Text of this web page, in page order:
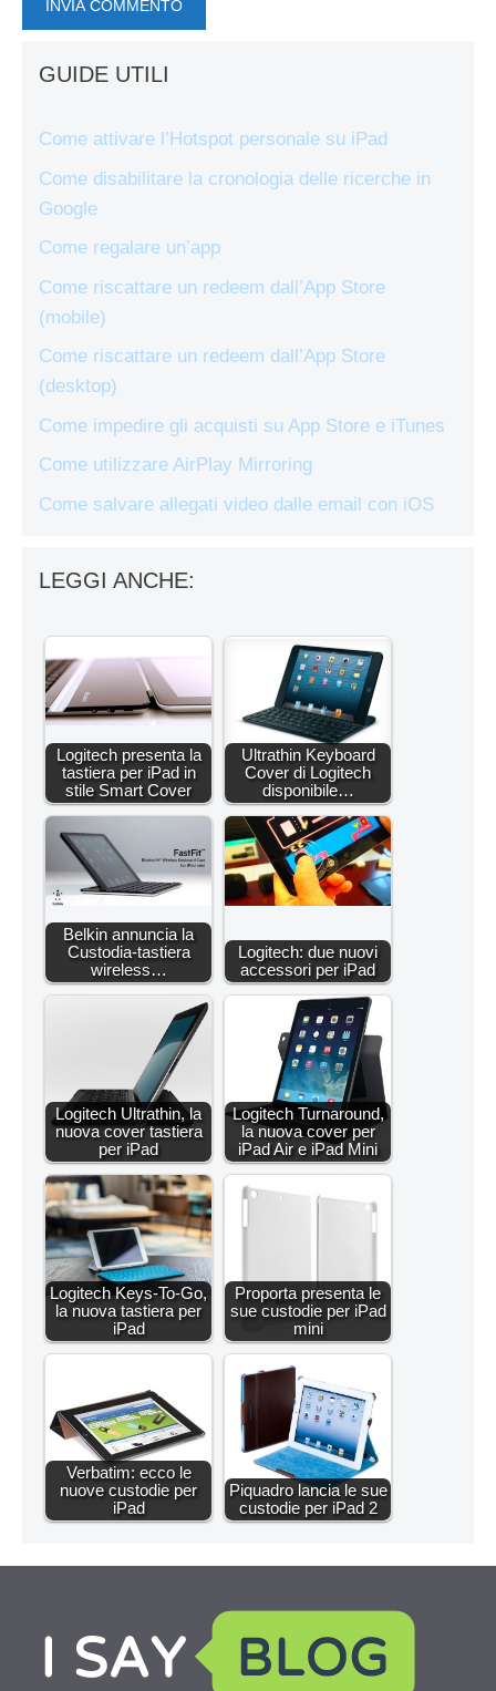
GUIDE UTILI
Come attivare l’Hotspot personale su iPad
Come disabilitare la cronologia delle ricerche in
Google
Come regalare un’app
Come riscattare un redeem dall’App Store
(mobile)
Come riscattare un redeem dall’App Store
(desktop)
Come impedire gli acquisti su App Store e iTunes
Come utilizzare AirPlay Mirroring
Come salvare allegati video dalle email con iOS
LEGGI ANCHE:
Logitech presenta la
tastiera per iPad in
stile Smart Cover
Ultrathin Keyboard
Cover di Logitech
disponibile…
Belkin annuncia la
Custodia-tastiera
wireless…
Logitech: due nuovi
accessori per iPad
Logitech Ultrathin, la
nuova cover tastiera
per iPad
Logitech Turnaround,
la nuova cover per
iPad Air e iPad Mini
Logitech Keys-To-Go,
la nuova tastiera per
iPad
Proporta presenta le
sue custodie per iPad
mini
Verbatim: ecco le
nuove custodie per
iPad
Piquadro lancia le sue
custodie per iPad 2